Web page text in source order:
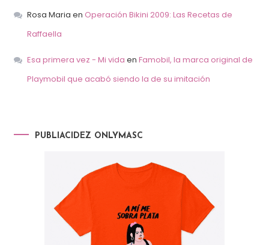
Rosa Maria en Operación Bikini 2009: Las Recetas de
Raffaella
Esa primera vez - Mi vida en Famobil, la marca original de
Playmobil que acabó siendo la de su imitación
PUBLIACIDEZ ONLYMASC